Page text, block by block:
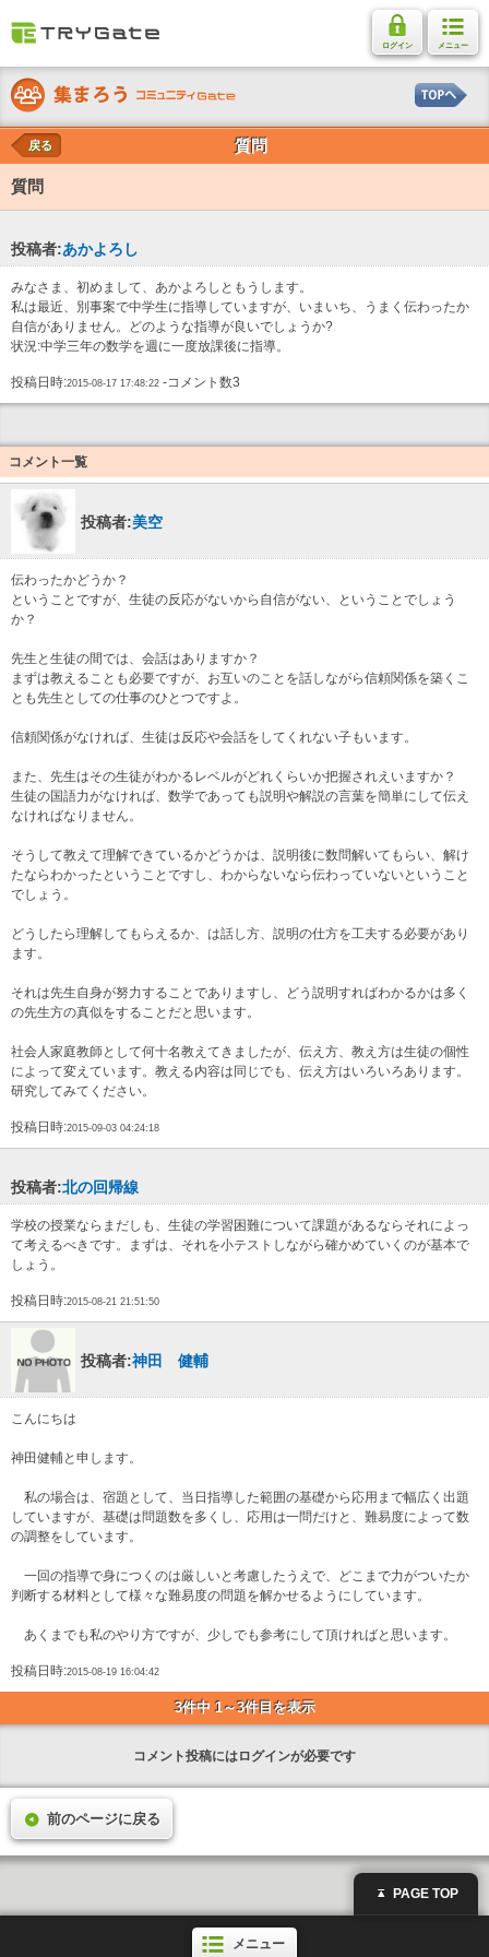
ログイン メニュー
戻る 質問
質問
投稿者:あかよろし
みなさま、初めまして、あかよろしともうします。
私は最近、別事案で中学生に指導していますが、いまいち、うまく伝わったか
自信がありません。どのような指導が良いでしょうか?
状況:中学三年の数学を週に一度放課後に指導。
投稿日時:2015-08-17 17:48:22 -コメント数3
コメント一覧
投稿者:美空
伝わったかどうか？
ということですが、生徒の反応がないから自信がない、ということでしょう
か？
先生と生徒の間では、会話はありますか？
まずは教えることも必要ですが、お互いのことを話しながら信頼関係を築くこ
とも先生としての仕事のひとつですよ。
信頼関係がなければ、生徒は反応や会話をしてくれない子もいます。
また、先生はその生徒がわかるレベルがどれくらいか把握されえいますか？
生徒の国語力がなければ、数学であっても説明や解説の言葉を簡単にして伝え
なければなりません。
そうして教えて理解できているかどうかは、説明後に数問解いてもらい、解け
たならわかったということですし、わからないなら伝わっていないということ
でしょう。
どうしたら理解してもらえるか、は話し方、説明の仕方を工夫する必要があり
ます。
それは先生自身が努力することでありますし、どう説明すればわかるかは多く
の先生方の真似をすることだと思います。
社会人家庭教師として何十名教えてきましたが、伝え方、教え方は生徒の個性
によって変えています。教える内容は同じでも、伝え方はいろいろあります。
研究してみてください。
投稿日時:2015-09-03 04:24:18
投稿者:北の回帰線
学校の授業ならまだしも、生徒の学習困難について課題があるならそれによっ
て考えるべきです。まずは、それを小テストしながら確かめていくのが基本で
しょう。
投稿日時:2015-08-21 21:51:50
投稿者:神田 健輔
こんにちは
神田健輔と申します。
私の場合は、宿題として、当日指導した範囲の基礎から応用まで幅広く出題
していますが、基礎は問題数を多くし、応用は一問だけと、難易度によって数
の調整をしています。
一回の指導で身につくのは厳しいと考慮したうえで、どこまで力がついたか
判断する材料として様々な難易度の問題を解かせるようにしています。
あくまでも私のやり方ですが、少しでも参考にして頂ければと思います。
投稿日時:2015-08-19 16:04:42
3件中 1～3件目を表示
コメント投稿にはログインが必要です
前のページに戻る
PAGE TOP
メニュー